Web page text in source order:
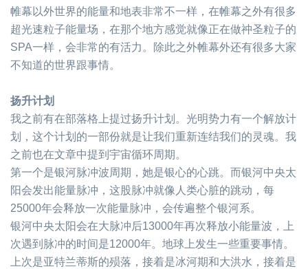
帷幕以外世界的能量和地表非常不一样，在帷幕之外有很多
超光速粒子能量场，在那个地方感觉就像正在做祌圣粒子的
SPA一样，会非常的有活力。除此之外帷幕外还有很多大家
不知道的世界跟事情。
扬升计划
我之前有在部落格上提过扬升计划。光明势力有一个解放计
划，这个计划的一部份就是让我们重新连结我们的灵魂。我
之前也在文章中提到宇宙循环周期。
第一个是银河脉冲波周期，她是银心的心跳。而银河中央太
阳会发出能量脉冲，这股脉冲就像人类心脏的跳动，每
25000年会释放一次能量脉冲，会传遍整个银河系。
银河中央太阳会在大脉冲后13000年再次释放小能量波，上
次遇到脉冲的时间是12000年。地球上发生一些重要事情。
上次是亚特兰蒂斯的殒落，接着是冰河期和大洪水，接着是